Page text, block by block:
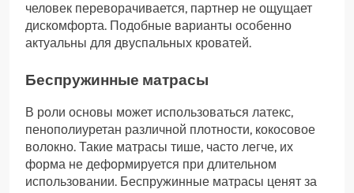
человек переворачивается, партнер не ощущает
дискомфорта. Подобные варианты особенно
актуальны для двуспальных кроватей.
Беспружинные матрасы
В роли основы может использоваться латекс,
пенополиуретан различной плотности, кокосовое
волокно. Такие матрасы тише, часто легче, их
форма не деформируется при длительном
использовании. Беспружинные матрасы ценят за